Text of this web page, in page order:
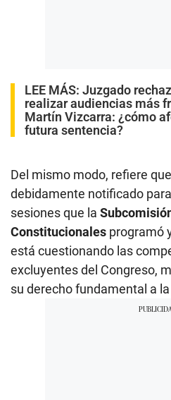
LEE MÁS: Juzgado
realizar audiencias más
Martín Vizcarra: ¿cómo
futura sentencia?
Del mismo modo, refiere
debidamente notificado
sesiones que la
Constitucionales programó
está cuestionando las
excluyentes del Congreso,
su derecho fundamental a